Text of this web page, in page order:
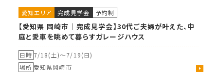
愛知エリア 完成見学会 予約制
【愛知県 岡崎市｜完成見学会】30代ご夫婦が叶えた、中
庭と愛車を眺めて暮らすガレージハウス
日時 7/18(土)〜7/19(日)
場所 愛知県岡崎市